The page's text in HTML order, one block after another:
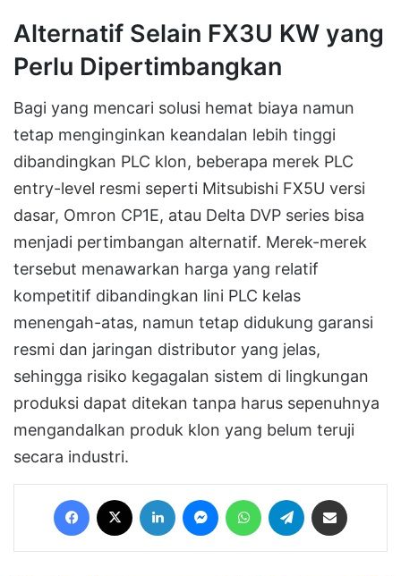
Alternatif Selain FX3U KW yang
Perlu Dipertimbangkan
Bagi yang mencari solusi hemat biaya namun
tetap menginginkan keandalan lebih tinggi
dibandingkan PLC klon, beberapa merek PLC
entry-level resmi seperti Mitsubishi FX5U versi
dasar, Omron CP1E, atau Delta DVP series bisa
menjadi pertimbangan alternatif. Merek-merek
tersebut menawarkan harga yang relatif
kompetitif dibandingkan lini PLC kelas
menengah-atas, namun tetap didukung garansi
resmi dan jaringan distributor yang jelas,
sehingga risiko kegagalan sistem di lingkungan
produksi dapat ditekan tanpa harus sepenuhnya
mengandalkan produk klon yang belum teruji
secara industri.
Facebook LinkedIn MessengerWhatsAppTelegram